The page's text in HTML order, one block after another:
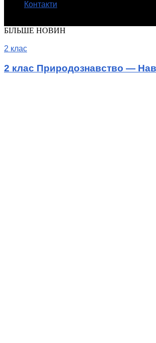
Контакти
БІЛЬШЕ НОВИН
2 клас
2 клас Природознавство —